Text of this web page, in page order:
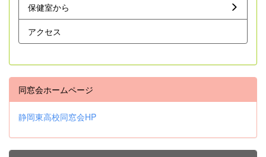
保健室から
アクセス
同窓会ホームページ
静岡東高校同窓会HP